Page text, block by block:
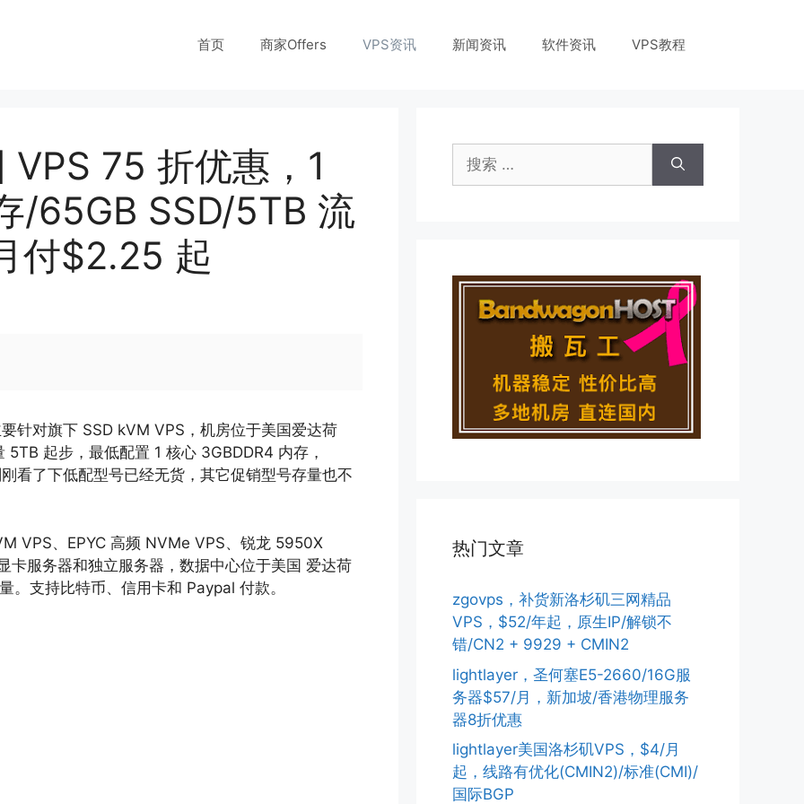
首页 商家Offers VPS资讯 新闻资讯 软件资讯 VPS教程
75 折优惠，1
/65GB SSD/5TB 流
付$2.25 起
针对旗下 SSD kVM VPS，机房位于美国爱达荷
起步，最低配置 1 核心 3GBDDR4 内存，
看了下低配型号已经无货，其它促销型号存量也不
VPS、EPYC 高频 NVMe VPS、锐龙 5950X
服务器和独立服务器，数据中心位于美国 爱达荷
支持比特币、信用卡和 Paypal 付款。
索：
热门文章
zgovps，补货新洛杉矶三网精品
VPS，$52/年起，原生IP/解锁不
错/CN2 + 9929 + CMIN2
lightlayer，圣何塞E5-2660/16G服
务器$57/月，新加坡/香港物理服务
器8折优惠
lightlayer美国洛杉矶VPS，$4/月
起，线路有优化(CMIN2)/标准(CMI)/
国际BGP